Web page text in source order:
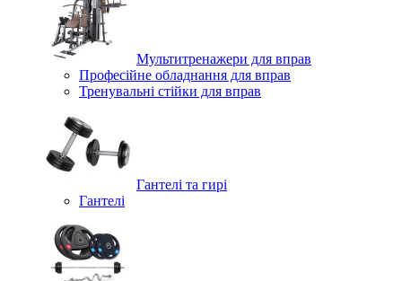
Мультитренажери для вправ
Професійне обладнання для вправ
Тренувальні стійки для вправ
Гантелі та гирі
Гантелі